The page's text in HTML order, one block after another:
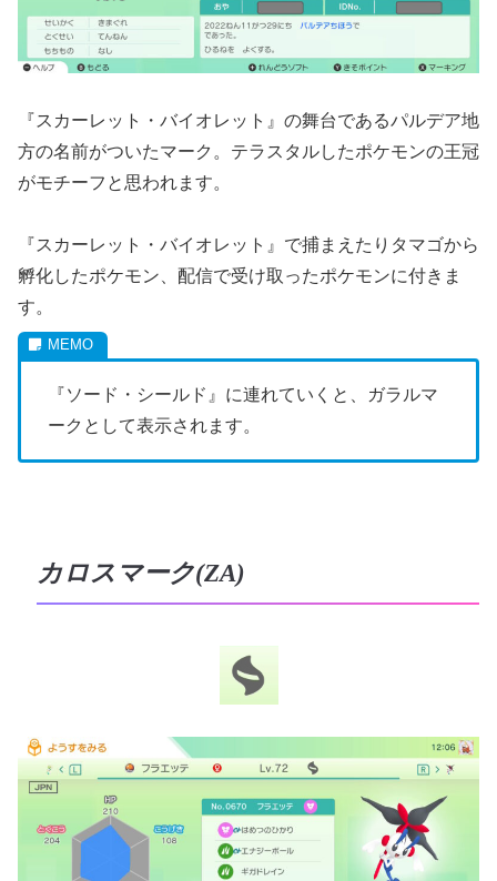
『スカーレット・バイオレット』の舞台であるパルデア地
方の名前がついたマーク。テラスタルしたポケモンの王冠
がモチーフと思われます。
『スカーレット・バイオレット』で捕まえたりタマゴから
孵化したポケモン、配信で受け取ったポケモンに付きま
す。
『ソード・シールド』に連れていくと、ガラルマ
ークとして表示されます。
カロスマーク(ZA)